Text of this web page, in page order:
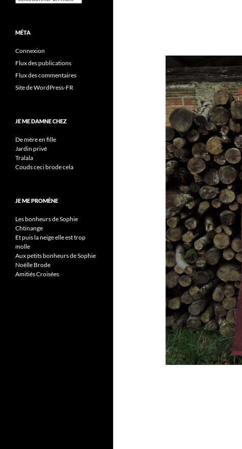
MÉTA
Connexion
Flux des publications
Flux des commentaires
Site de WordPress-FR
JE ME DAMNE CHEZ
De mère en fille
Jardin privé
Tralala
Couds ceci brode cela
JE ME PROMÈNE
Les bonheurs de Sophie
Chtinange
Et puis la neige elle est trop
molle
Aux petits bonheurs de Sophie
Noëlle Brode
Amitiés Croisées